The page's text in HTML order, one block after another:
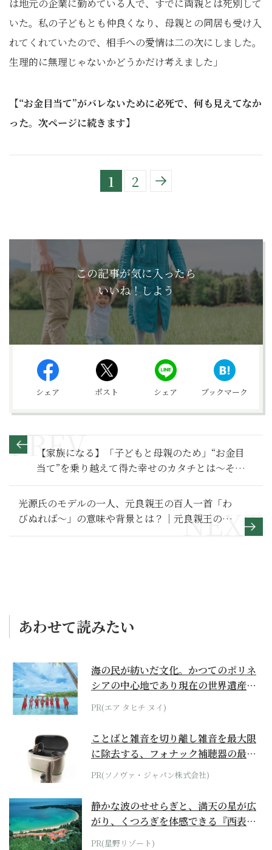
は地元の企業に勤めている人で、すでに両親とは死別して
いた。私の子どもとも仲良くなり、母親との同居も受け入
れてくれていたので、相手への愛情は二の次にしました。
生理的に無理じゃないかどうかだけ考えました」
【“お金目当て”がバレないために必死で、何も見えてなか
った。 次ページに続きます】
1 2
この記事が気に入ったら
いいね！しよう
シェア ポスト シェア ブックマーク
【家族になる】「子どもと母親のため」“お金目
当て”を乗り越えて得た幸せのカタチとは～その
１～
光源氏のモデルの一人、元良親王の百人一首「わ
びぬれば～」の意味や背景とは？｜元良親王の有
名な和歌を解説【百人一首入門】
あわせて読みたい
海の民が紡いだ文化。かつてのポリネ
シアの中心地であり現在の世界遺産か
らみえてくる...
PR(エア タヒチ ヌイ)
ことばと雑音を切り離し雑音を最大限
に除去する、フォナック補聴器の最上
位モデル
PR(ソノヴァ・ジャパン株式会社)
静かな波のせせらぎと、満天の星が広
がり、くつろぎを体感できる『西表島
ホテル by...
PR(星野リゾート)